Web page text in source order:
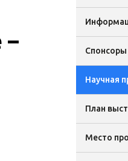
–
Спонсоры
Научная
План
Место